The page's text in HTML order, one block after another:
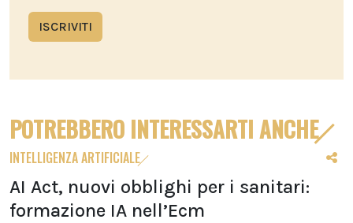
ISCRIVITI
POTREBBERO INTERESSARTI ANCHE
INTELLIGENZA ARTIFICIALE
AI Act, nuovi obblighi per i sanitari:
formazione IA nell’Ecm